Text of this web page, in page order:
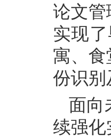
论文管
实现
寓、
份识别
面向
续强化